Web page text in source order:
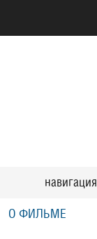
навигация
О ФИЛЬМЕ